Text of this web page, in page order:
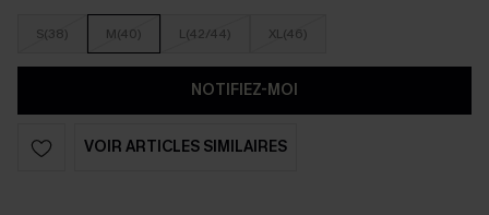
S(38) M(40) L(42/44) XL(46)
NOTIFIEZ-MOI
VOIR ARTICLES SIMILAIRES